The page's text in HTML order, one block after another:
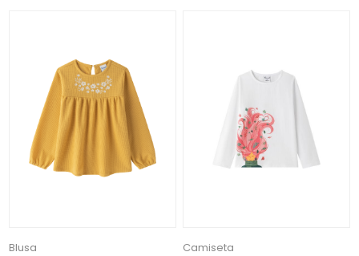
Blusa
Camiseta